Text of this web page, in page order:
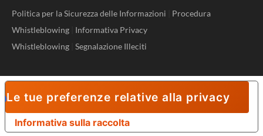
Politica per la Sicurezza delle Informazioni
Procedura
Whistleblowing
Informativa Privacy
Whistleblowing Segnalazione Illeciti
Informativa sulla raccolta
Le tue preferenze relative alla privacy